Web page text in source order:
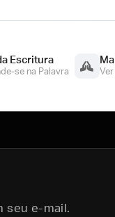
Escritura
se na Palavra
seu e-mail.